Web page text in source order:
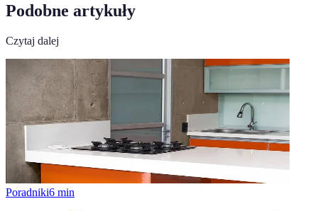
Podobne artykuły
Czytaj dalej
Poradniki6 min